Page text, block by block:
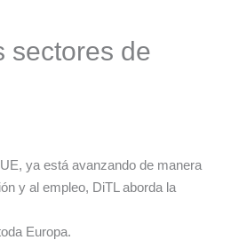
sectores de
ya está avanzando de manera
y al empleo, DiTL aborda la
Europa.